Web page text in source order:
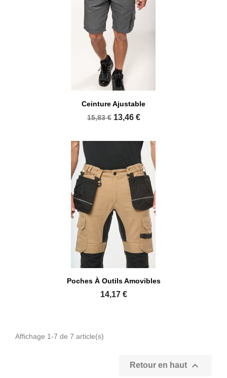
Ceinture Ajustable
15,83 € 13,46 €
Poches À Outils Amovibles
14,17 €
Affichage 1-7 de 7 article(s)
Retour en haut 